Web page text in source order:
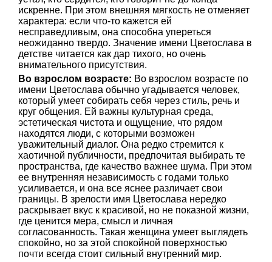
искренне. При этом внешняя мягкость не отменяет
характера: если что-то кажется ей
несправедливым, она способна упереться
неожиданно твердо. Значение имени Цветослава в
детстве читается как дар тихого, но очень
внимательного присутствия.
Во взрослом возрасте: Во взрослом возрасте по
имени Цветослава обычно угадывается человек,
который умеет собирать себя через стиль, речь и
круг общения. Ей важны культурная среда,
эстетическая чистота и ощущение, что рядом
находятся люди, с которыми возможен
уважительный диалог. Она редко стремится к
хаотичной публичности, предпочитая выбирать те
пространства, где качество важнее шума. При этом
ее внутренняя независимость с годами только
усиливается, и она все яснее различает свои
границы. В зрелости имя Цветослава нередко
раскрывает вкус к красивой, но не показной жизни,
где ценится мера, смысл и личная
согласованность. Такая женщина умеет выглядеть
спокойно, но за этой спокойной поверхностью
почти всегда стоит сильный внутренний мир.